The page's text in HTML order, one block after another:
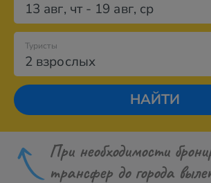
13 авг, чт- 19 авг, ср
2 взрослых
Туристы
НАЙТИ
При необходимости
трансфер до города